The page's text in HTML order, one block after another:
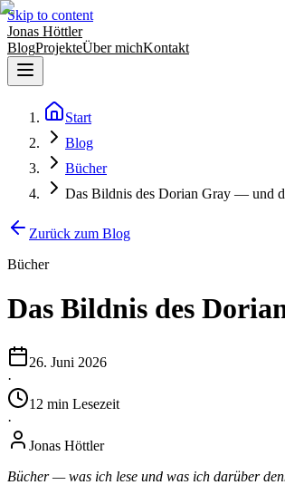
Skip to content
Jonas Höttler
BlogProjekteÜber michKontakt
Start
Blog
Bücher
Das Bildnis des Dorian Gray — und
Zurück zum Blog
Bücher
Das Bildnis des
26. Juni 2026
·
12 min Lesezeit
·
Jonas Höttler
Bücher — was ich lese und was ich darüber